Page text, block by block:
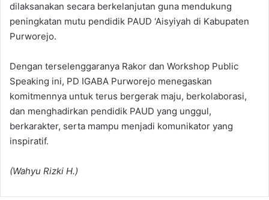
dilaksanakan secara berkelanjutan guna mendukung
peningkatan mutu pendidik PAUD ‘Aisyiyah di Kabupaten
Purworejo.
Dengan terselenggaranya Rakor dan Workshop Public
Speaking ini, PD IGABA Purworejo menegaskan
komitmennya untuk terus bergerak maju, berkolaborasi,
dan menghadirkan pendidik PAUD yang unggul,
berkarakter, serta mampu menjadi komunikator yang
inspiratif.
(Wahyu Rizki H.)